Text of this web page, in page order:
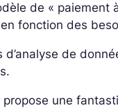
de « paiement
fonction des
analyse de
une